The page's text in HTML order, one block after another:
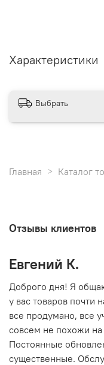
Характеристики
Выбрать
Главная Каталог
Отзывы клиентов
Евгений К.
Доброго дня! Я
у вас товаров почти
все продумано, все
совсем не похожи на
Постоянные
существенные.